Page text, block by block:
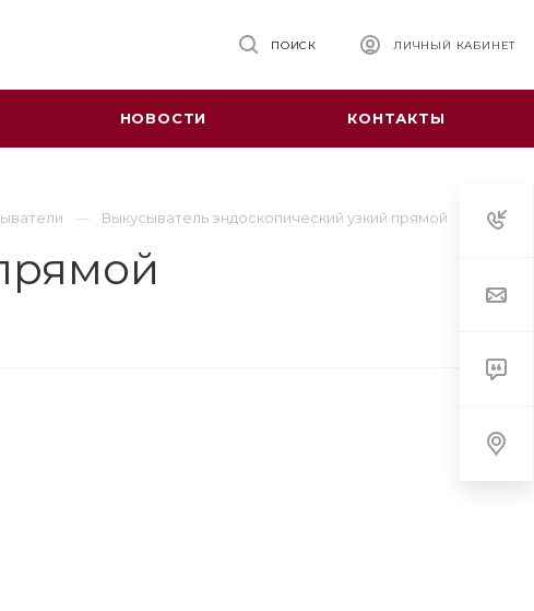
ЛИЧНЫЙ КАБИНЕТ
ПОИСК
НОВОСТИ КОНТАКТЫ
Выкусыватель эндоскопический узкий прямой